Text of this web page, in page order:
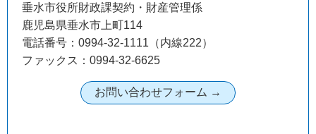
垂水市役所財政課契約・財産管理係
鹿児島県垂水市上町114
電話番号：0994-32-1111（内線222）
ファックス：0994-32-6625